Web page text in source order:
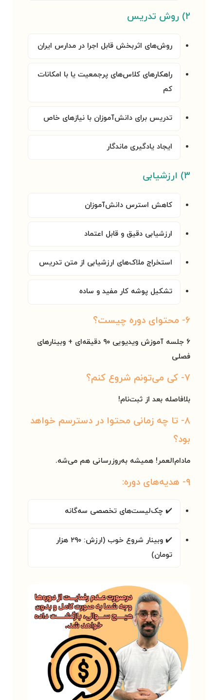
۲) روش تدریس
روش‌های اثربخش قابل اجرا در مدارس ایران
راهکارهای کلاس‌های پرجمعیت یا با امکانات
کم
تدریس برای دانش‌آموزان با نیازهای خاص
ایجاد یادگیری ماندگار
۳) ارزشیابی
کاهش استرس دانش‌آموزان
ارزشیابی‌ دقیق و قابل اعتماد
استخراج ملاک‌های ارزشیابی از متن تدریس
تشکیل پوشه کار مفید و ساده
۶- محتوای دوره چیست؟
۶ جلسه آموزش ویدیویی ۹۰ دقیقه‌ای + وبینارهای
فصلی
۷- کی می‌تونم شروع کنم؟
بلافاصله بعد از ثبت‌نام!
۸- تا چه زمانی محتوا در دسترسم خواهد
بود؟
مادام‌العمر! همیشه به‌روزرسانی هم می‌شه.
۹- هدیه‌های دوره:
✔️ چک‌لیست‌های تخصصی سه‌گانه
✔️ وبینار شروع خوب
(ارزش: ۲۹۰ هزار
تومان)